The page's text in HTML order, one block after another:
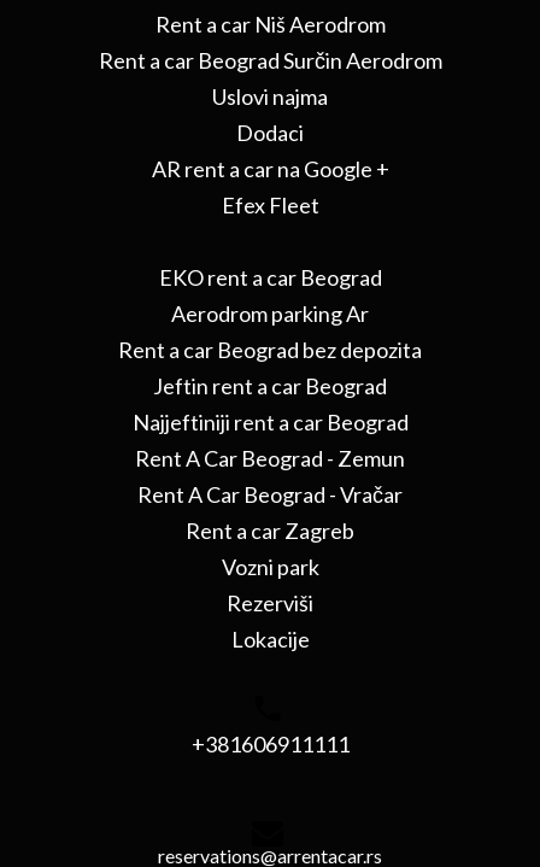
Rent a car Niš Aerodrom
Rent a car Beograd Surčin Aerodrom
Uslovi najma
Dodaci
AR rent a car na Google +
Efex Fleet
EKO rent a car Beograd
Aerodrom parking Ar
Rent a car Beograd bez depozita
Jeftin rent a car Beograd
Najjeftiniji rent a car Beograd
Rent A Car Beograd - Zemun
Rent A Car Beograd - Vračar
Rent a car Zagreb
Vozni park
Rezerviši
Lokacije
+381606911111
reservations@arrentacar.rs